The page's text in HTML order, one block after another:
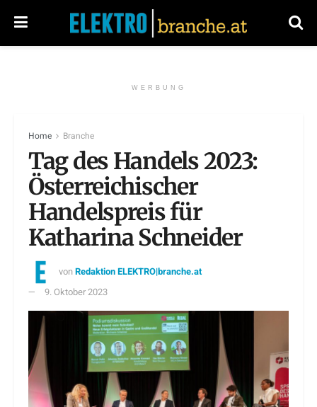
WERBUNG
Home Branche
Tag des Handels 2023:
Österreichischer
Handelspreis für
Katharina Schneider
vonRedaktion ELEKTRO|branche.at
9. Oktober 2023